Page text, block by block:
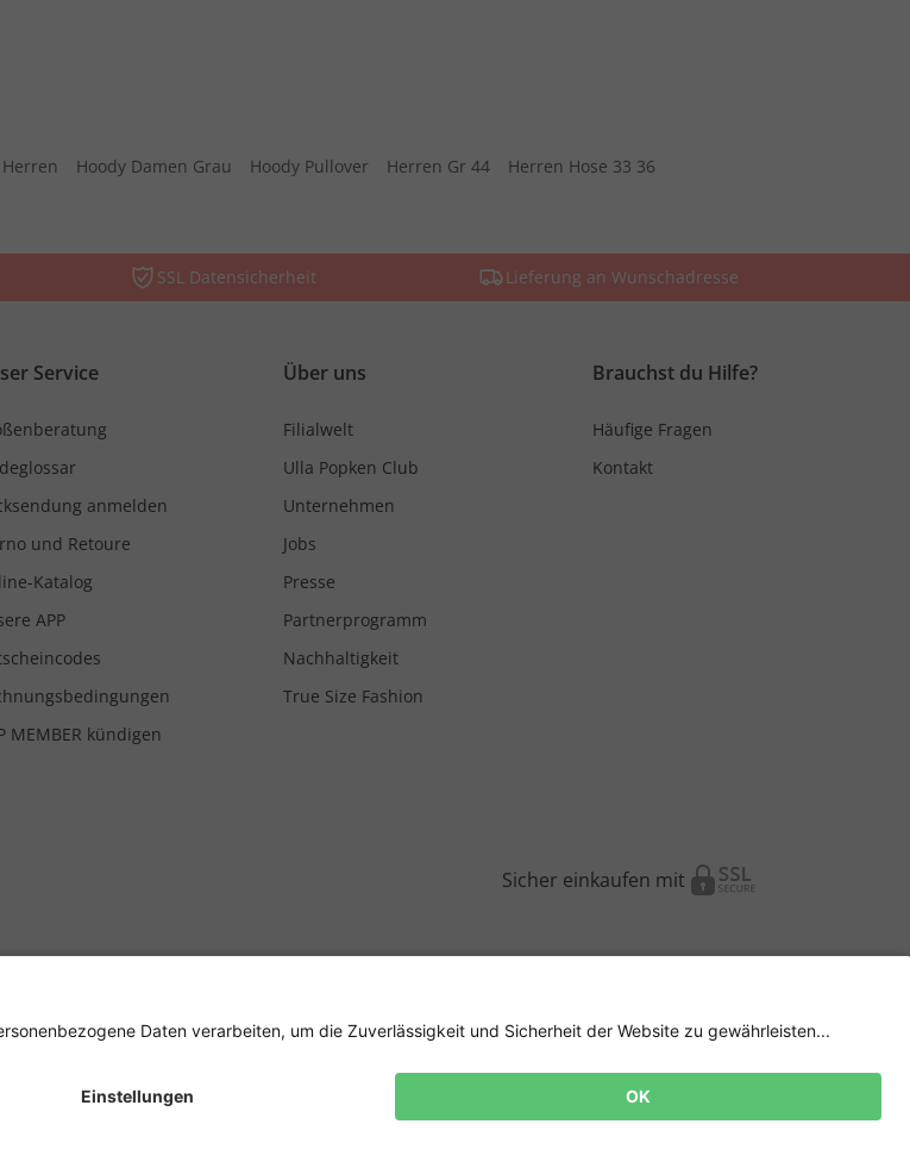
Hoody Damen Grau Hoody Pullover Herren Gr 44
Herren Hose 33 36
SSL Datensicherheit Lieferung an Wunschadresse
Service
anmelden
und Retoure
Katalog
APP
MEMBER kündigen
Über uns
Filialwelt
Ulla Popken Club
Unternehmen
Jobs
Presse
Partnerprogramm
Nachhaltigkeit
True Size Fashion
Brauchst du Hilfe?
Häufige Fragen
Kontakt
Sicher einkaufen mit